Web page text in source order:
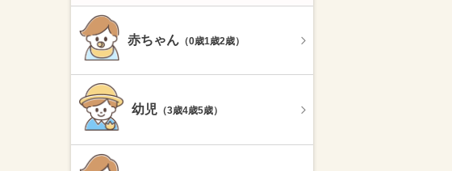
赤ちゃん （0歳1歳2歳）
幼児 （3歳4歳5歳）